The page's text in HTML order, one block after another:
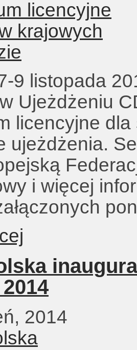
9 listopada
Ujeżdżeniu
licencyjne
ujeżdżenia.
i więcej
2014